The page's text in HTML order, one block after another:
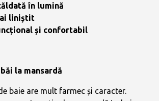
în lumină
liniștit
și confortabil
la mansardă
baie are mult farmec și caracter.